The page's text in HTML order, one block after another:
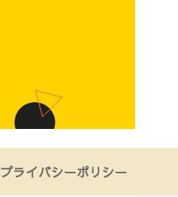
プライバシーポリシー